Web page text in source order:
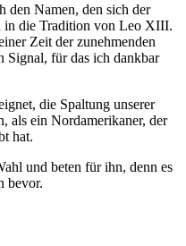
den Namen, den sich der
in die Tradition von Leo XIII.
Zeit der zunehmenden
Signal, für das ich dankbar
die Spaltung unserer
als ein Nordamerikaner, der
hat.
und beten für ihn, denn es
bevor.